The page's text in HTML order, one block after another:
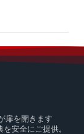
扉を開きます
安全にご提供。